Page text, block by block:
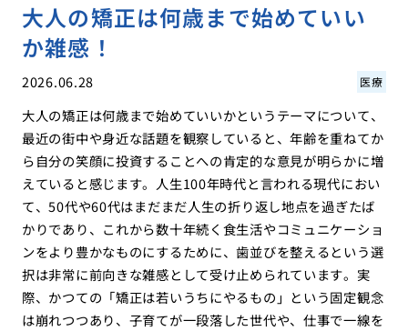
大人の矯正は何歳まで始めていい
か雑感！
2026.06.28 医療
大人の矯正は何歳まで始めていいかというテーマについて、
最近の街中や身近な話題を観察していると、年齢を重ねてか
ら自分の笑顔に投資することへの肯定的な意見が明らかに増
えていると感じます。人生100年時代と言われる現代におい
て、50代や60代はまだまだ人生の折り返し地点を過ぎたば
かりであり、これから数十年続く食生活やコミュニケーショ
ンをより豊かなものにするために、歯並びを整えるという選
択は非常に前向きな雑感として受け止められています。実
際、かつての「矯正は若いうちにやるもの」という固定観念
は崩れつつあり、子育てが一段落した世代や、仕事で一線を